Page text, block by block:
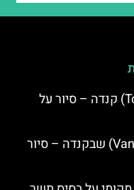
סיורים חינמיים בטורונטו (Toronto) קנדה – סיור על
סיורים חינמיים בונקובר (Vancouver) שבקנדה – סיור